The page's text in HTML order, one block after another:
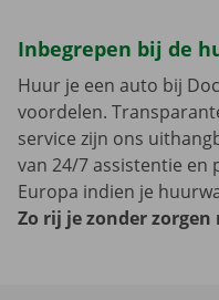
Inbegrepen bij de
Huur je een auto bij
voordelen.
service zijn ons
van 24/7 assistentie en
Europa indien je
Zo rij je zonder